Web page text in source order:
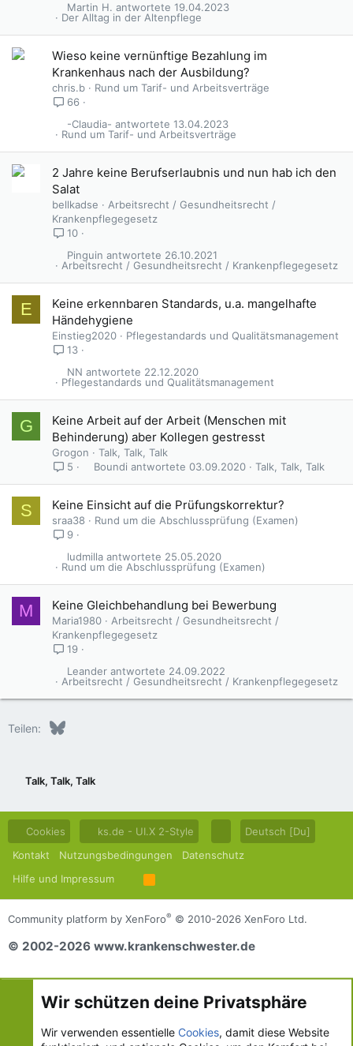
Der Alltag in der Altenpflege
19.04.2023
Martin H.
Wieso keine vernünftige Bezahlung im
Krankenhaus nach der Ausbildung?
chris.b
Rund um Tarif- und Arbeitsverträge
66
Rund um Tarif- und Arbeitsverträge
13.04.2023
-Claudia-
2 Jahre keine Berufserlaubnis und nun hab ich den
Salat
bellkadse
Arbeitsrecht / Gesundheitsrecht /
Krankenpflegegesetz
10
Arbeitsrecht / Gesundheitsrecht / Krankenpflegegesetz
26.10.2021
Pinguin
E
Keine erkennbaren Standards, u.a. mangelhafte
Händehygiene
Einstieg2020
Pflegestandards und Qualitätsmanagement
13
Pflegestandards und Qualitätsmanagement
22.12.2020
NN
G
Keine Arbeit auf der Arbeit (Menschen mit
Behinderung) aber Kollegen gestresst
Grogon
Talk, Talk, Talk
5
Talk, Talk, Talk
03.09.2020
Boundi
S Keine Einsicht auf die Prüfungskorrektur?
sraa38
Rund um die Abschlussprüfung (Examen)
9
Rund um die Abschlussprüfung (Examen)
25.05.2020
ludmilla
M Keine Gleichbehandlung bei Bewerbung
Maria1980
Arbeitsrecht / Gesundheitsrecht /
Krankenpflegegesetz
19
Arbeitsrecht / Gesundheitsrecht / Krankenpflegegesetz
24.09.2022
Leander
Teilen: Bluesky
Talk, Talk, Talk
Cookies ks.de - UI.X 2-Style
Deutsch [Du]
Kontakt
Nutzungsbedingungen
Datenschutz
Hilfe und Impressum
R
S
S
Community platform by XenForo® © 2010-2026 XenForo Ltd.
© 2002-2026 www.krankenschwester.de
Wir schützen deine Privatsphäre
Wir verwenden essentielle Cookies, damit diese Website